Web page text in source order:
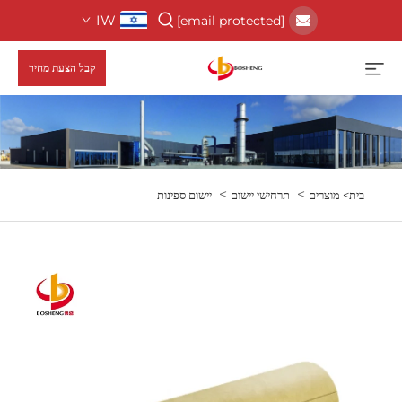
[email protected]
IW
קבל הצעת מחיר
בית> מוצרים > תרחישי יישום > יישום ספינות